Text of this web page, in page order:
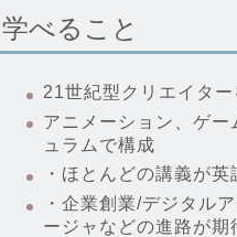
学べること
21世紀型クリエイター
アニメーション、ゲ
ュラムで構成
・ほとんどの講義が英
・企業創業/デジタル
ージャなどの進路が期